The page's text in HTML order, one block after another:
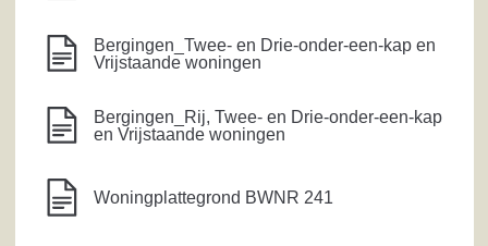
Bergingen_Twee- en Drie-onder-een-kap en
Vrijstaande woningen
Bergingen_Rij, Twee- en Drie-onder-een-kap
en Vrijstaande woningen
Woningplattegrond BWNR 241